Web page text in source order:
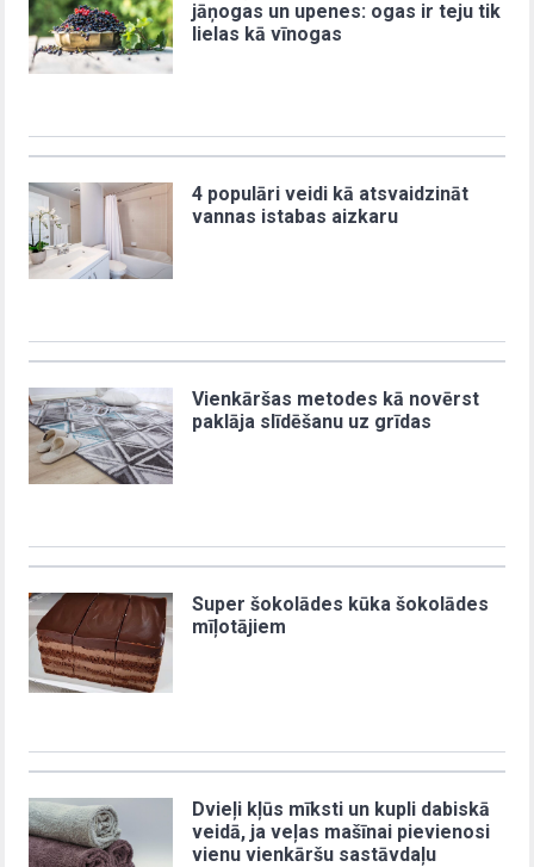
jāņogas un upenes: ogas ir teju tik
lielas kā vīnogas
4 populāri veidi kā atsvaidzināt
vannas istabas aizkaru
Vienkāršas metodes kā novērst
paklāja slīdēšanu uz grīdas
Super šokolādes kūka šokolādes
mīļotājiem
Dvieļi kļūs mīksti un kupli dabiskā
veidā, ja veļas mašīnai pievienosi
vienu vienkāršu sastāvdaļu